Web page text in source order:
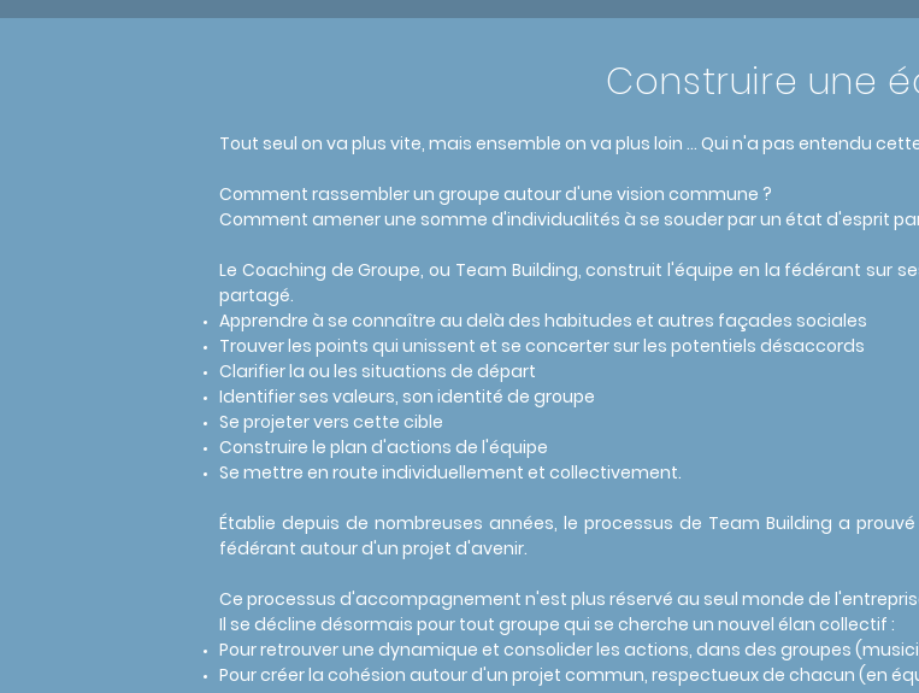
Construire une
Tout seul on va plus vite, mais ensemble on va plus loin ... Qui n'a pas entendu
Comment rassembler un groupe autour d'une vision commune ?
Comment amener une somme d'individualités à se souder par un état d'esprit
Le Coaching de Groupe, ou Team Building, construit l'équipe en la fédérant sur
partagé.
Apprendre à se connaître au delà des habitudes et autres façades sociales
Trouver les points qui unissent et se concerter sur les potentiels désaccords
Clarifier la ou les situations de départ
Identifier ses valeurs, son identité de groupe
Se projeter vers cette cible
Construire le plan d'actions de l'équipe
Se mettre en route individuellement et collectivement.
Établie depuis de nombreuses années, le processus de Team Building a
fédérant autour d'un projet d'avenir.
Ce processus d'accompagnement n'est plus réservé au seul monde de
Il se décline désormais pour tout groupe qui se cherche un nouvel élan collectif :
Pour retrouver une dynamique et consolider les actions, dans des groupes
Pour créer la cohésion autour d'un projet commun, respectueux de chacun (en